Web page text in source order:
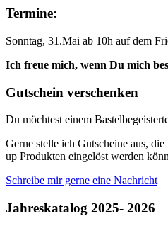
Termine:
Sonntag, 31.Mai ab 10h auf dem
Ich freue mich, wenn Du mich
Gutschein verschenken
Du möchtest einem
Gerne stelle ich Gutscheine aus,
up Produkten eingelöst werden
Schreibe mir gerne eine Nachricht
Jahreskatalog 2025- 2026